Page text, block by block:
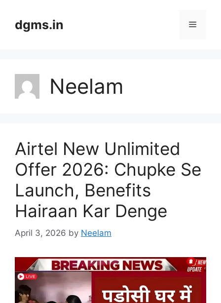
contentdgms.in Menu
Neelam
Airtel New Unlimited
Offer 2026: Chupke Se
Launch, Benefits
Hairaan Kar Denge
April 3, 2026 by Neelam